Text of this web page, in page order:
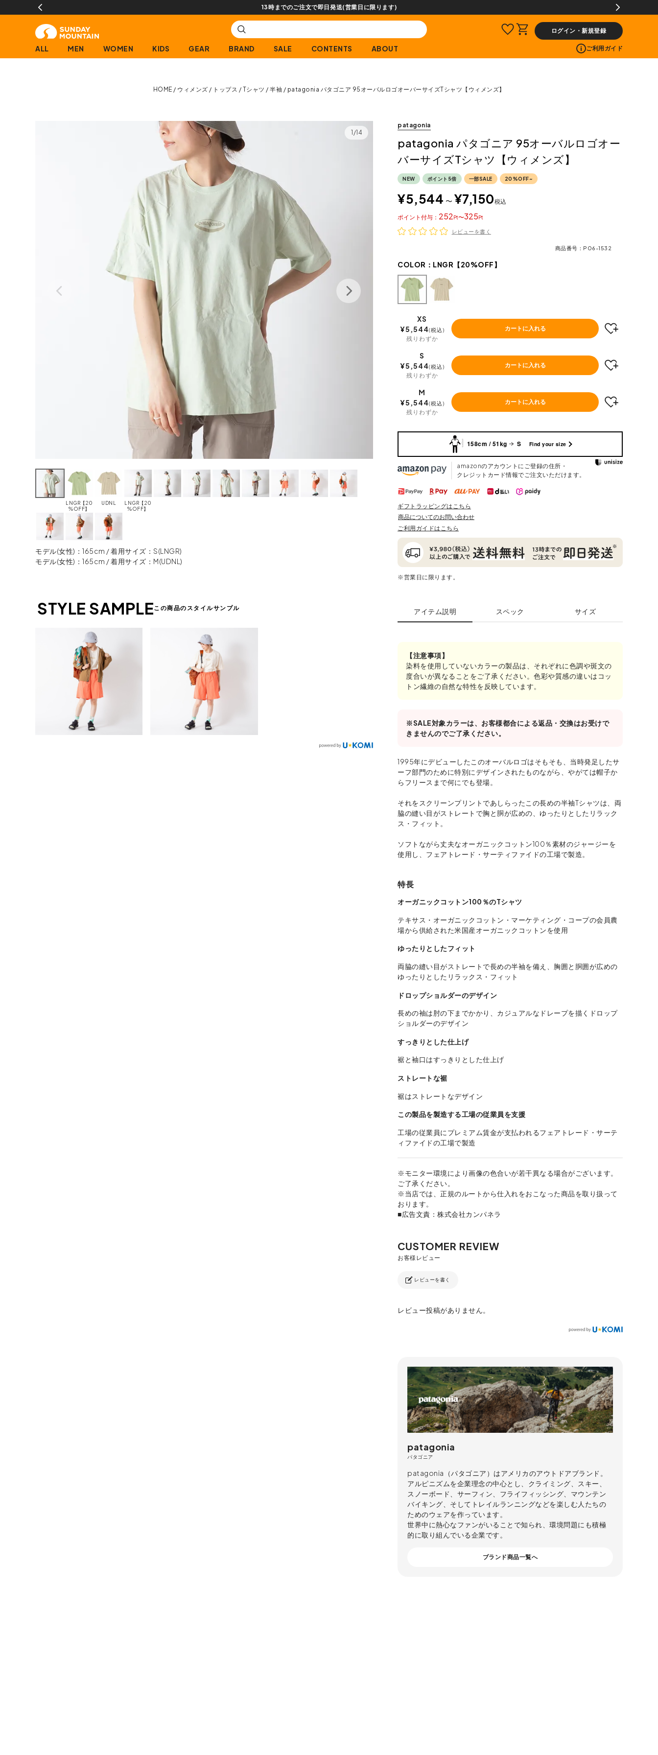
ログイン・新規登録
ALL MEN WOMEN KIDS GEAR BRAND SALE CONTENTS ABOUT ご利用ガイド
HOME ウィメンズ トップス Tシャツ 半袖 patagonia パタゴニア 95オーバルロゴオーバーサイズTシャツ【ウィメンズ】
1/14
LNGR【20
%OFF】
UDNL
LNGR【20
%OFF】
モデル(女性)：165cm / 着用サイズ：S(LNGR)
モデル(女性)：165cm / 着用サイズ：M(UDNL)
STYLE SAMPLEこの商品のスタイルサンプル
patagonia
patagonia パタゴニア 95オーバルロゴオー
バーサイズTシャツ【ウィメンズ】
NEW ポイント5倍 一部SALE 20%OFF~
¥5,544 〜 ¥7,150税込
252 〜325
ポイント
レビューを書く
商品番号 P06-1532
COLOR： LNGR【20%OFF】
XS
¥5,544 税込
残りわずか
カートに入れる
S
¥5,544 税込
残りわずか
カートに入れる
M
¥5,544 税込
残りわずか
カートに入れる
158cm / 51kg S Find your size
amazonのアカウントにご登録の住所・
クレジットカード情報でご注文いただけます。
ギフトラッピングはこちら
商品についてのお問い合わせ
ご利用ガイドはこちら
※営業日に限ります。
アイテム説明 スペック サイズ
【注意事項】
染料を使用していないカラーの製品は、それぞれに色調や斑文の
度合いが異なることをご了承ください。色彩や質感の違いはコッ
トン繊維の自然な特性を反映しています。
※SALE対象カラーは、お客様都合による返品・交換はお受けで
きませんのでご了承ください。
1995年にデビューしたこのオーバルロゴはそもそも、当時発足したサ
ーフ部門のために特別にデザインされたものながら、やがては帽子か
らフリースまで何にでも登場。
それをスクリーンプリントであしらったこの長めの半袖Tシャツは、両
脇の縫い目がストレートで胸と胴が広めの、ゆったりとしたリラック
ス・フィット。
ソフトながら丈夫なオーガニックコットン100％素材のジャージーを
使用し、フェアトレード・サーティファイドの工場で製造。
特長
オーガニックコットン100％のTシャツ
テキサス・オーガニックコットン・マーケティング・コープの会員農
場から供給された米国産オーガニックコットンを使用
ゆったりとしたフィット
両脇の縫い目がストレートで長めの半袖を備え、胸囲と胴囲が広めの
ゆったりとしたリラックス・フィット
ドロップショルダーのデザイン
長めの袖は肘の下までかかり、カジュアルなドレープを描くドロップ
ショルダーのデザイン
すっきりとした仕上げ
裾と袖口はすっきりとした仕上げ
ストレートな裾
裾はストレートなデザイン
この製品を製造する工場の従業員を支援
工場の従業員にプレミアム賃金が支払われるフェアトレード・サーテ
ィファイドの工場で製造
※モニター環境により画像の色合いが若干異なる場合がございます。
ご了承ください。
※当店では、正規のルートから仕入れをおこなった商品を取り扱って
おります。
■広告文責：株式会社カンパネラ
レビューを書く
レビュー投稿がありません。
patagonia
パタゴニア
patagonia（パタゴニア）はアメリカのアウトドアブランド。
アルピニズムを企業理念の中心とし、クライミング、スキー、
スノーボード、サーフィン、フライフィッシング、マウンテン
バイキング、そしてトレイルランニングなどを楽しむ人たちの
ためのウェアを作っています。
世界中に熱心なファンがいることで知られ、環境問題にも積極
的に取り組んでいる企業です。
ブランド商品一覧へ